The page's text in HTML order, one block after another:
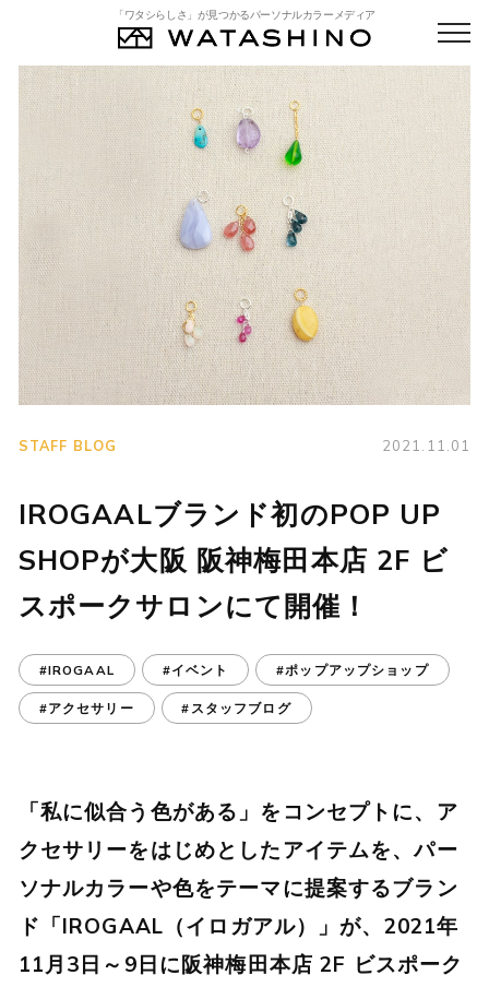
「ワタシらしさ」が見つかるパーソナルカラーメディア
STAFF BLOG 2021.11.01
IROGAALブランド初のPOP UP
SHOPが大阪 阪神梅田本店 2F ビ
スポークサロンにて開催！
#IROGAAL #イベント #ポップアップショップ
#アクセサリー #スタッフブログ
「私に似合う色がある」をコンセプトに、ア
クセサリーをはじめとしたアイテムを、パー
ソナルカラーや色をテーマに提案するブラン
ド「IROGAAL（イロガアル）」が、2021年
11月3日～9日に阪神梅田本店 2F ビスポーク